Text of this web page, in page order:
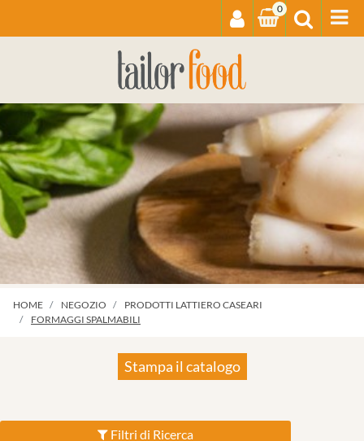
0
HOME NEGOZIO
PRODOTTI LATTIERO CASEARI
FORMAGGI SPALMABILI
Stampa il catalogo
Filtri di Ricerca